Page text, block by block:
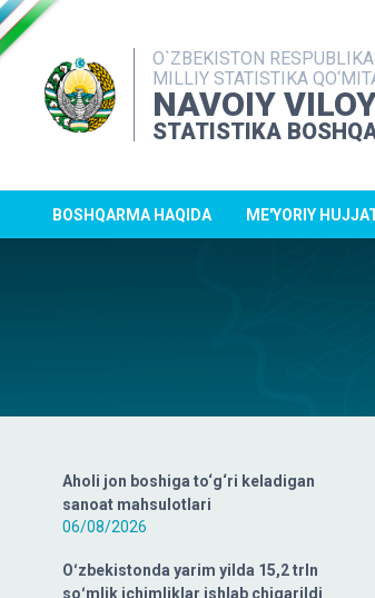
O`ZBEKISTON
MILLIY STATISTIKA
NAVOIY
STATISTIKA
BOSHQARMA HAQIDA ME'YORIY
Aholi jon boshiga to‘g‘ri keladigan
sanoat mahsulotlari
06/08/2026
Oʻzbekistonda yarim yilda 15,2 trln
soʻmlik ichimliklar ishlab chiqarildi